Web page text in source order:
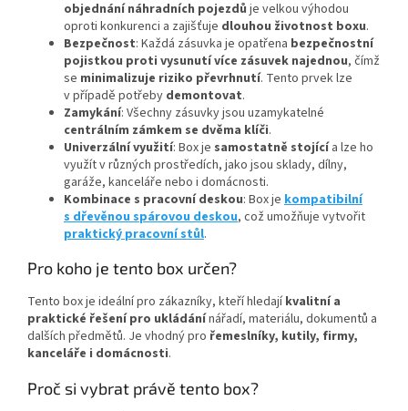
objednání náhradních pojezdů je velkou výhodou
oproti konkurenci a zajišťuje dlouhou životnost boxu.
Bezpečnost: Každá zásuvka je opatřena bezpečnostní
pojistkou proti vysunutí více zásuvek najednou, čímž
se minimalizuje riziko převrhnutí. Tento prvek lze
v případě potřeby demontovat.
Zamykání: Všechny zásuvky jsou uzamykatelné
centrálním zámkem se dvěma klíči.
Univerzální využití: Box je samostatně stojícía lze ho
využít v různých prostředích, jako jsou sklady, dílny,
garáže, kanceláře nebo i domácnosti.
Kombinace s pracovní deskou: Box je kompatibilní
s dřevěnou spárovou deskou, což umožňuje vytvořit
praktický pracovní stůl.
Pro koho je tento box určen?
Tento box je ideální pro zákazníky, kteří hledajíkvalitní a
praktické řešení pro ukládánínářadí, materiálu, dokumentů a
dalších předmětů. Je vhodný pro řemeslníky, kutily, firmy,
kanceláře i domácnosti.
Proč si vybrat právě tento box?